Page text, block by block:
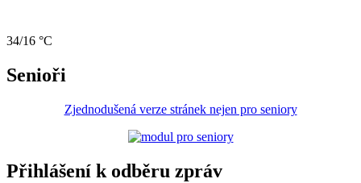
34/16 °C
Senioři
Zjednodušená verze stránek nejen pro seniory
Přihlášení k odběru zpráv